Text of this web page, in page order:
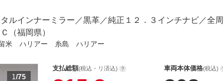
インナーミラー／黒革／純正１２．３インチナビ／全周
（福岡県）
米 ハリアー 糸島 ハリアー
1/75
支払総額(税込・リ済込) 車両本体価格(税込)